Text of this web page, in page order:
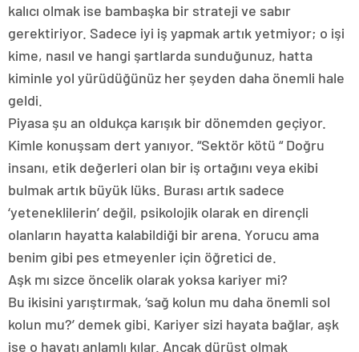
kalıcı olmak ise bambaşka bir strateji ve sabır
gerektiriyor. Sadece iyi iş yapmak artık yetmiyor; o işi
kime, nasıl ve hangi şartlarda sunduğunuz, hatta
kiminle yol yürüdüğünüz her şeyden daha önemli hale
geldi.
Piyasa şu an oldukça karışık bir dönemden geçiyor.
Kimle konuşsam dert yanıyor. “Sektör kötü “ Doğru
insanı, etik değerleri olan bir iş ortağını veya ekibi
bulmak artık büyük lüks. Burası artık sadece
‘yeteneklilerin’ değil, psikolojik olarak en dirençli
olanların hayatta kalabildiği bir arena. Yorucu ama
benim gibi pes etmeyenler için öğretici de.
Aşk mı sizce öncelik olarak yoksa kariyer mi?
Bu ikisini yarıştırmak, ‘sağ kolun mu daha önemli sol
kolun mu?’ demek gibi. Kariyer sizi hayata bağlar, aşk
ise o hayatı anlamlı kılar. Ancak dürüst olmak